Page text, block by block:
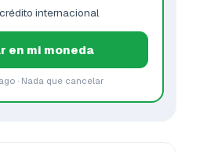
internacional
en mi moneda
· Nada que cancelar